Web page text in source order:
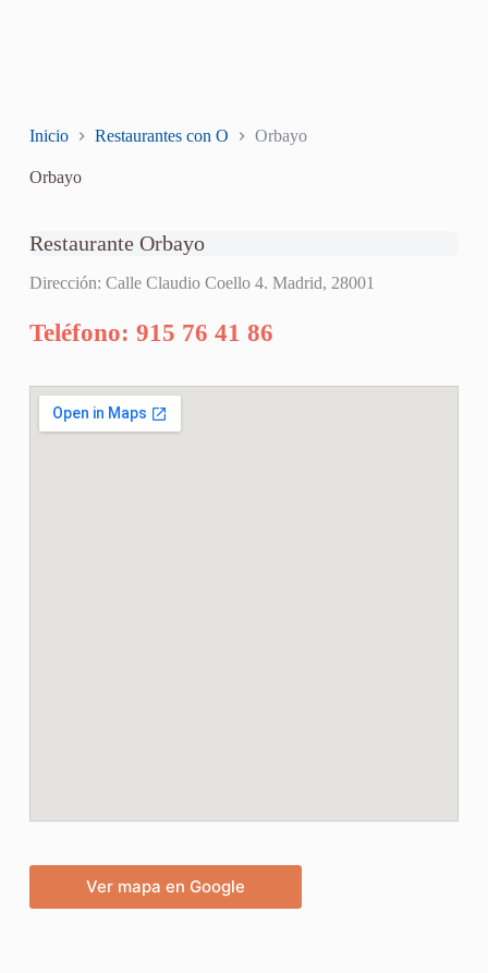
Inicio Restaurantes con O Orbayo
Orbayo
Restaurante Orbayo
Dirección: Calle Claudio Coello 4. Madrid, 28001
Teléfono: 915 76 41 86
Ver mapa en Google